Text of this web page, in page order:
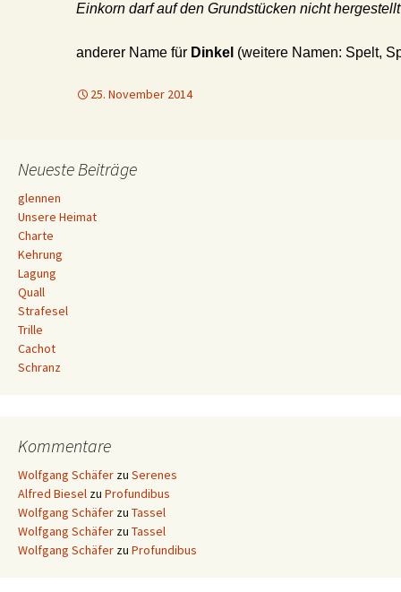
Einkorn darf auf den Grundstücken nicht
anderer Name für Dinkel (weitere Namen: Spelt,
25. November 2014
Neueste Beiträge
glennen
Unsere Heimat
Charte
Kehrung
Lagung
Quall
Strafesel
Trille
Cachot
Schranz
Kommentare
Wolfgang Schäfer zu Serenes
Alfred Biesel zu Profundibus
Wolfgang Schäfer zu Tassel
Wolfgang Schäfer zu Tassel
Wolfgang Schäfer zu Profundibus